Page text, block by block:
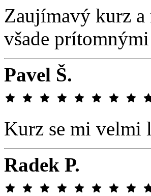
Zaujímavý kurz
všade
Pavel Š.
Kurz se mi velmi
Radek P.